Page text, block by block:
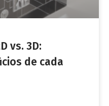
vs. 3D:
de cada